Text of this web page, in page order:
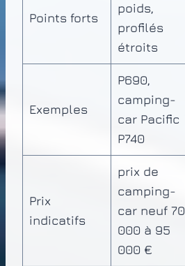
Points forts
poids,
profilés
étroits
Exemples
P690,
camping-
car Pacific
P740
Prix
indicatifs
prix de
camping-
car neuf 70
000 à 95
000 €